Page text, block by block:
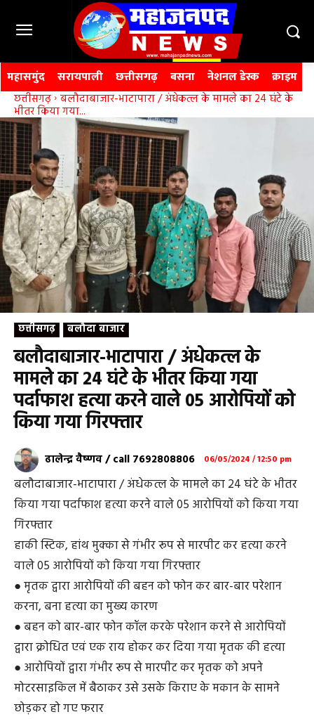
महासमुंद सरायपाली छत्तीसगढ़ बसना नेशनल डेस्क क्राइम
छत्तीसगढ़ बलौदाबाजार-भाटापारा / अंधेकत्ल के मामले का 24 घंटे के
भीतर किया गया...
छत्तीसगढ़ बलौदा बाजार
बलौदाबाजार-भाटापारा / अंधेकत्ल के
मामले का 24 घंटे के भीतर किया गया
पर्दाफाश हत्या करने वाले 05 आरोपियों को
किया गया गिरफ्तार
ढालेन्द्र वैष्णव / call 7692808806 06/05/2024 / 12:50 pm
बलौदाबाजार-भाटापारा / अंधेकत्ल के मामले का 24 घंटे के भीतर
किया गया पर्दाफाश हत्या करने वाले 05 आरोपियों को किया गया
गिरफ्तार
हाकी स्टिक, हांथ मुक्का से गंभीर रूप से मारपीट कर हत्या करने
वाले 05 आरोपियों को किया गया गिरफ्तार
● मृतक द्वारा आरोपियों की बहन को फोन कर बार-बार परेशान
करना, बना हत्या का मुख्य कारण
● बहन को बार-बार फोन कॉल करके परेशान करने से आरोपियों
द्वारा क्रोधित एवं एक राय होकर कर दिया गया मृतक की हत्या
● आरोपियों द्वारा गंभीर रूप से मारपीट कर मृतक को अपने
मोटरसाइकिल में बैठाकर उसे उसके किराए के मकान के सामने
छोड़कर हो गए फरार